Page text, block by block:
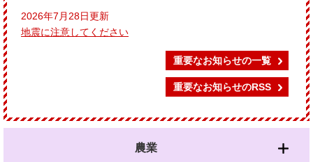
2026年7月28日更新
地震に注意してください
重要なお知らせの一覧
重要なお知らせのRSS
農業